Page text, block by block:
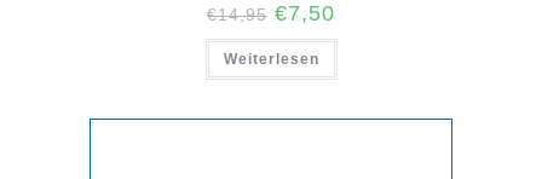
€14,95 Ursprünglicher
Preis
war:
€14,95
€7,50
ist:
Weiterlesen